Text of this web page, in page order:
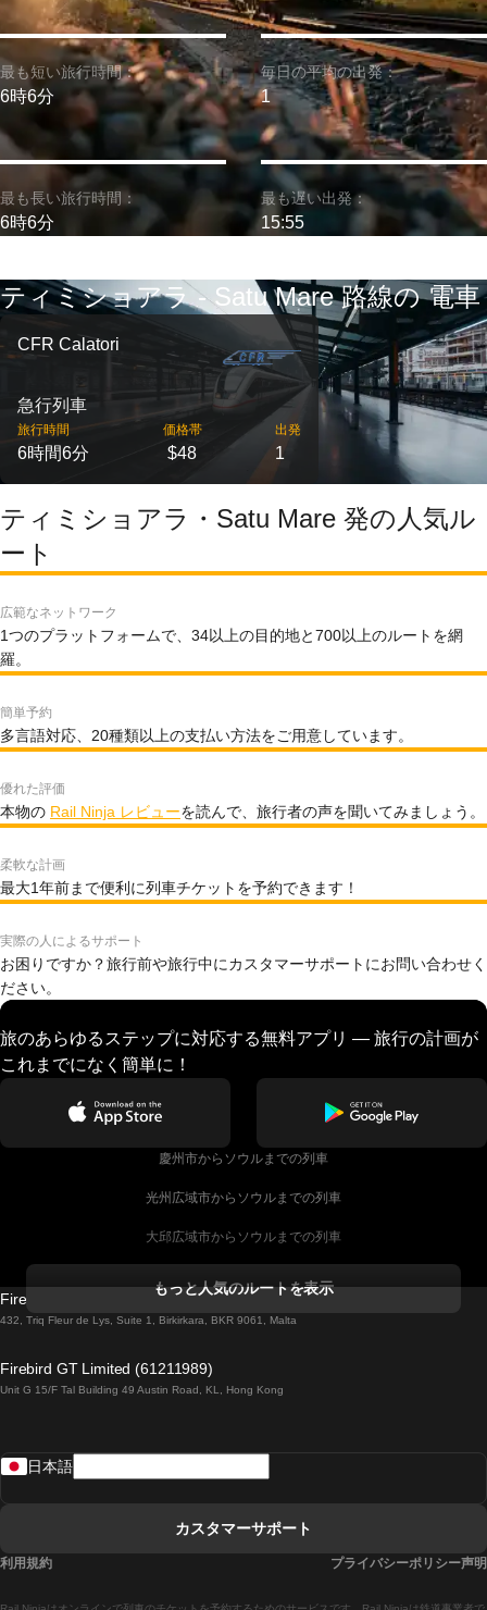
最も短い旅行時間：
6時6分
最も長い旅行時間：
6時6分
毎日の平均の出発：
1
最も遅い出発：
15:55
ティミショアラ - Satu Mare 路線の 電車
CFR Calatori
急行列車
旅行時間
6時間6分
価格帯
$48
出発
1
ティミショアラ・Satu Mare 発の人気ル
ート
広範なネットワーク
1つのプラットフォームで、34以上の目的地と700以上のルートを網
羅。
簡単予約
多言語対応、20種類以上の支払い方法をご用意しています。
優れた評価
本物の Rail Ninja レビューを読んで、旅行者の声を聞いてみましょう。
柔軟な計画
最大1年前まで便利に列車チケットを予約できます！
実際の人によるサポート
お困りですか？旅行前や旅行中にカスタマーサポートにお問い合わせく
ださい。
旅のあらゆるステップに対応する無料アプリ — 旅行の計画が
これまでになく簡単に！
慶州市からソウルまでの列車
光州広域市からソウルまでの列車
大邱広域市からソウルまでの列車
ダブリンからゴールウェイまでの列車
ローマからナポリまでの列車
もっと人気のルートを表示
Firebird GT Limited (OC 1451)
432, Triq Fleur de Lys, Suite 1, Birkirkara, BKR 9061, Malta
Firebird GT Limited (61211989)
Unit G 15/F Tal Building 49 Austin Road, KL, Hong Kong
日本語
カスタマーサポート
利用規約 プライバシーポリシー声明